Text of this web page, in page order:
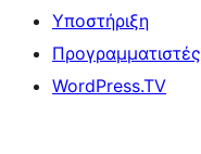
Υποστήριξη
Προγραμματιστές
WordPress.TV